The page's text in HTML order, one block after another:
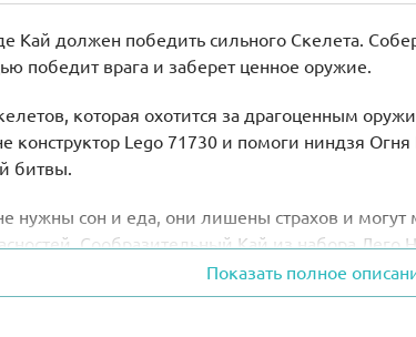
Кай должен победить сильного Скелета.
победит врага и заберет ценное оружие.
которая охотится за драгоценным
конструктор Lego 71730 и помоги ниндзя
битвы.
сон и еда, они лишены страхов и
Сообразительный Кай из набора Лего
Показать полное